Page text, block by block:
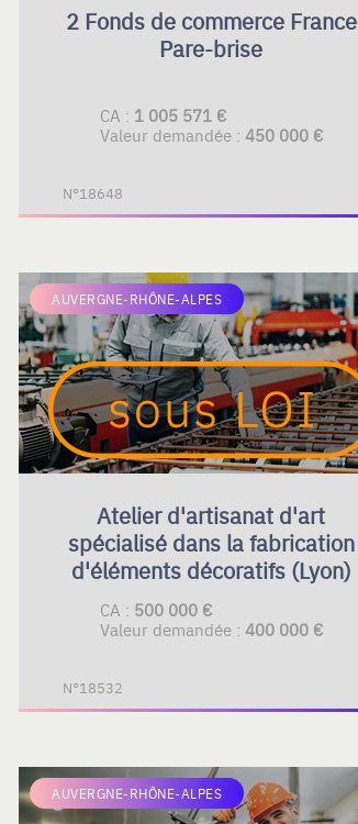
2 Fonds de commerce France
Pare-brise
CA : 1 005 571 €
Valeur demandée : 450 000 €
N°18648
AUVERGNE-RHÔNE-ALPES
Atelier d'artisanat d'art
spécialisé dans la fabrication
d'éléments décoratifs (Lyon)
CA : 500 000 €
Valeur demandée : 400 000 €
N°18532
AUVERGNE-RHÔNE-ALPES